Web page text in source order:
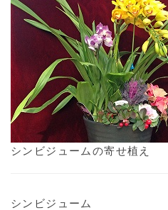
シンビジュームの寄せ植え
シンビジューム